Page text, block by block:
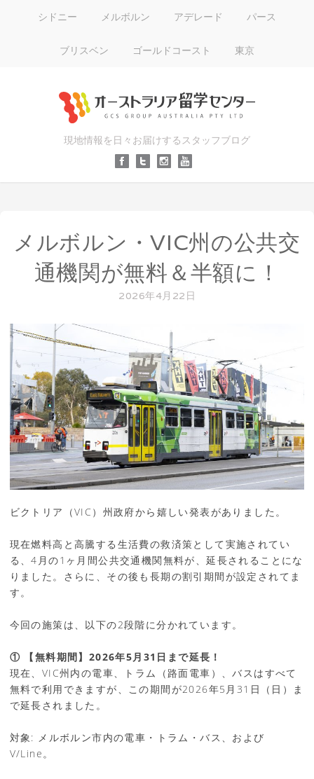
シドニー メルボルン アデレード パース
ブリスベン ゴールドコースト 東京
現地情報を日々お届けするスタッフブログ
メルボルン・VIC州の公共交
通機関が無料＆半額に！
2026年4月22日
ビクトリア（VIC）州政府から嬉しい発表がありました。
現在燃料高と高騰する生活費の救済策として実施されてい
る、4月の1ヶ月間公共交通機関無料が、延長されることにな
りました。さらに、その後も長期の割引期間が設定されてま
す。
今回の施策は、以下の2段階に分かれています。
① 【無料期間】2026年5月31日まで延長！
現在、VIC州内の電車、トラム（路面電車）、バスはすべて
無料で利用できますが、この期間が2026年5月31日（日）ま
で延長されました。
対象: メルボルン市内の電車・トラム・バス、および
V/Line。